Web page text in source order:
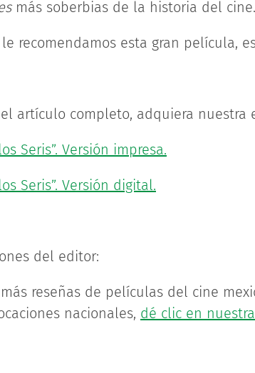
más soberbias de la historia del cine.
recomendamos esta gran película,
artículo completo, adquiera nuestra
Seris”. Versión impresa.
Seris”. Versión digital.
del editor:
reseñas de películas del cine
nacionales, dé clic en nuestra